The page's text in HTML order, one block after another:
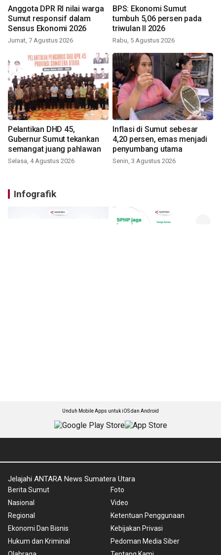
Anggota DPR RI nilai warga
Sumut responsif dalam
Sensus Ekonomi 2026
Jumat, 7 Agustus 2026
BPS: Ekonomi Sumut
tumbuh 5,06 persen pada
triwulan II 2026
Rabu, 5 Agustus 2026
Pelantikan DHD 45,
Gubernur Sumut tekankan
semangat juang pahlawan
Selasa, 4 Agustus 2026
Inflasi di Sumut sebesar
4,20 persen, emas menjadi
penyumbang utama
Senin, 3 Agustus 2026
Infografik
Unduh Mobile Apps untuk iOS dan Android
Jelajahi ANTARA News Sumatera Utara
Berita Sumut
Nasional
Regional
Ekonomi Dan Bisnis
Hukum dan Kriminal
Foto
Video
Ketentuan Penggunaan
Kebijakan Privasi
Pedoman Media Siber